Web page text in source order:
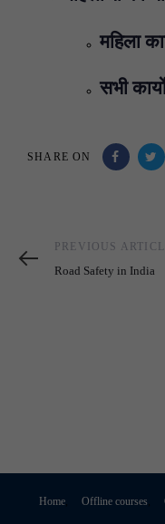
महिला
सभी
SHARE ON
Previous
PREVIOUS
Road Safety in India
Home Offline courses